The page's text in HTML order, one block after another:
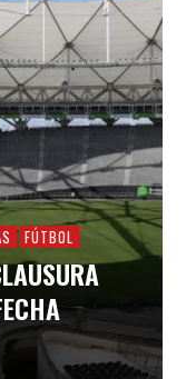
FÚTBOL